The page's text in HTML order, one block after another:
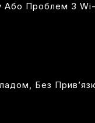
Проблем З
Без